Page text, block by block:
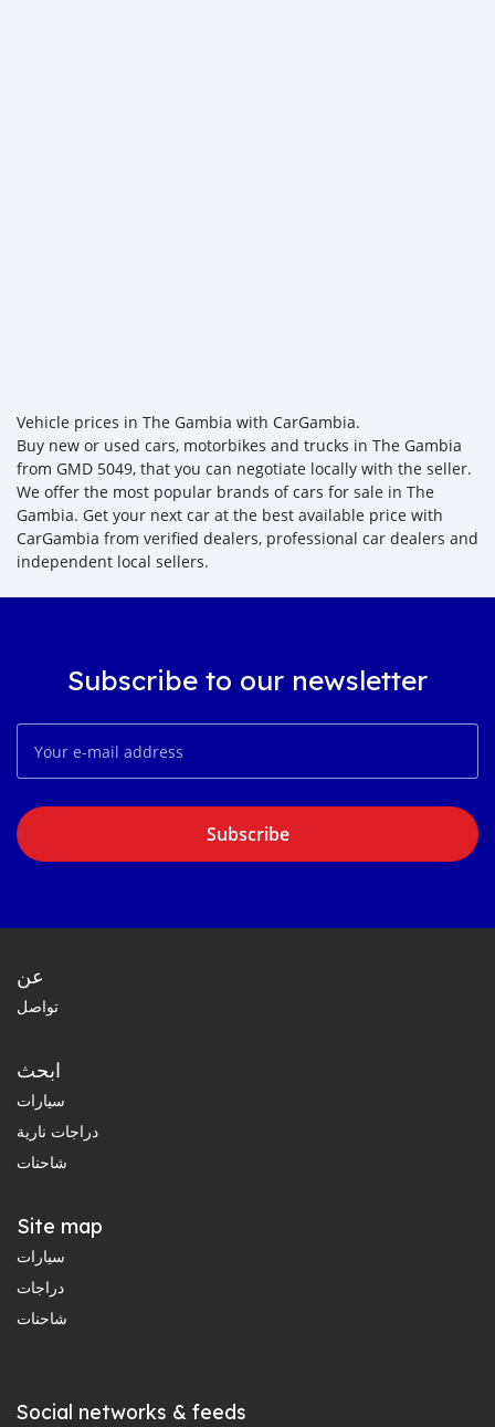
Vehicle prices in The Gambia with CarGambia.
Buy new or used cars, motorbikes and trucks in The Gambia
from GMD 5049, that you can negotiate locally with the seller.
We offer the most popular brands of cars for sale in The
Gambia. Get your next car at the best available price with
CarGambia from verified dealers, professional car dealers and
independent local sellers.
Subscribe to our newsletter
Subscribe
عن
تواصل
ابحث
سيارات
دراجات نارية
شاحنات
Site map
سيارات
دراجات
شاحنات
Social networks & feeds